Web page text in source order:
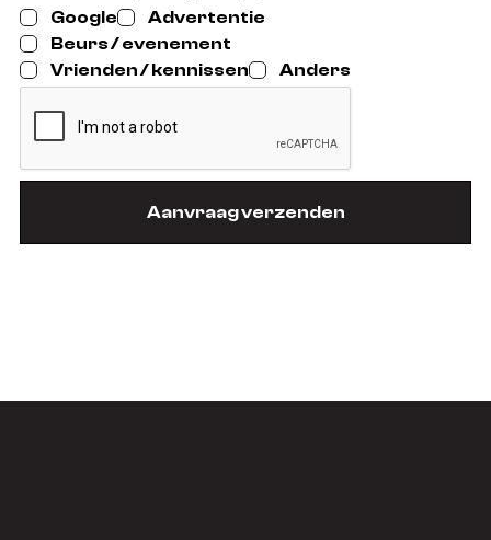
Google
Advertentie
Beurs / evenement
Vrienden / kennissen
Anders